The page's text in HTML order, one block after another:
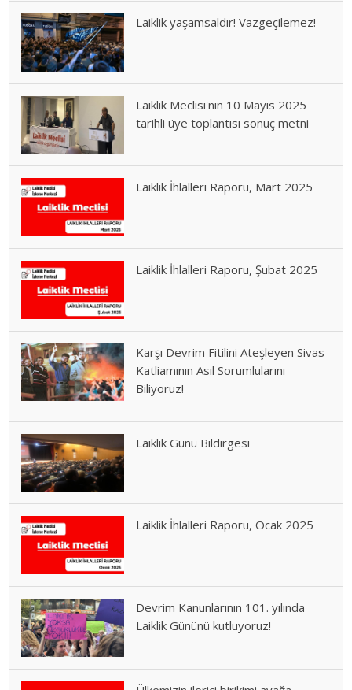
Laiklik yaşamsaldır! Vazgeçilemez!
Laiklik Meclisi'nin 10 Mayıs 2025
tarihli üye toplantısı sonuç metni
Laiklik İhlalleri Raporu, Mart 2025
Laiklik İhlalleri Raporu, Şubat 2025
Karşı Devrim Fitilini Ateşleyen Sivas
Katliamının Asıl Sorumlularını
Biliyoruz!
Laiklik Günü Bildirgesi
Laiklik İhlalleri Raporu, Ocak 2025
Devrim Kanunlarının 101. yılında
Laiklik Gününü kutluyoruz!